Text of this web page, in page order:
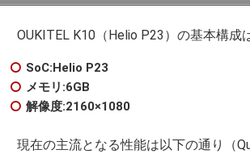
OUKITEL K10（Helio P23）の基本構成
SoC:Helio P23
メモリ:6GB
解像度:2160×1080
現在の主流となる性能は以下の通り（